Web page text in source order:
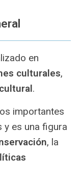
en
culturales,
.
importantes
y es una figura
, la